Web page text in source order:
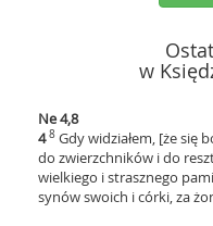
w
Ne 4,8
4 8 Gdy widziałem, [że się
do zwierzchników i do
wielkiego i strasznego
synów swoich i córki, za